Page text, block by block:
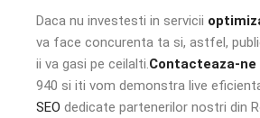
Daca nu investesti in servicii
va face concurenta ta si, astfel,
ii va gasi pe ceilalti.Contacteaza-ne
940 si iti vom demonstra live
SEO dedicate partenerilor nostri din